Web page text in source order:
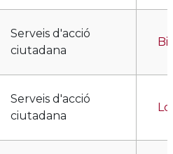
Serveis d'acció
ciutadana
Serveis d'acció
ciutadana